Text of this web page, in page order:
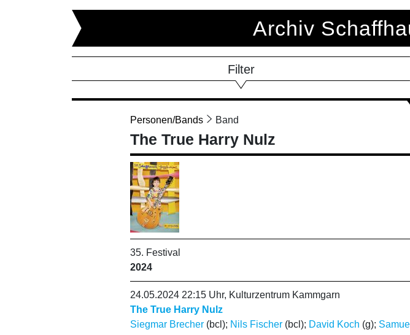
Archiv
Filter
Personen/Bands Band
The True Harry Nulz
35. Festival
2024
24.05.2024 22:15 Uhr, Kulturzentrum Kammgarn
The True Harry Nulz
Siegmar Brecher(bcl); Nils Fischer(bcl); David Koch (g);